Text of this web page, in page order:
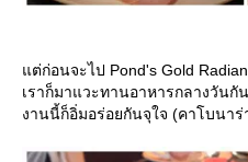
ต่ก่อนจะไป Pond's Gold
เราก็มาแวะทานอาหารกลางวัน
งานนี้ก็อิ่มอร่อยกันจุใจ (คาโบนา